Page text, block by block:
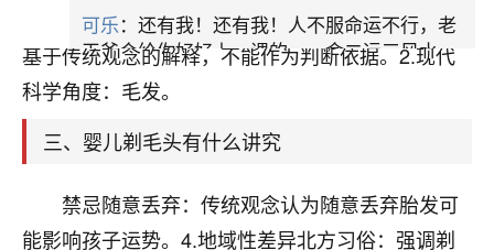
破坏阴阳平衡。但这类观点缺乏科学依据，更多是
基于传统观念的解释，不能作为判断依据。2.现代
科学角度：毛发。
三、婴儿剃毛头有什么讲究
禁忌随意丢弃：传统观念认为随意丢弃胎发可
能影响孩子运势。4.地域性差异北方习俗：强调剃
可乐：还有我！还有我！人不服命运不行，老
天爷会给你好好上一课的。一命二运三风水，
哪样不服都不行！
平安是福：我也是每年找老师化太岁，看年
卦，认识老师3年了，都是缘分啊！
心若莲花